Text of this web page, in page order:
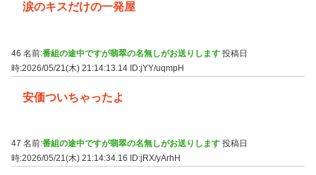
涙のキスだけの一発屋
46 名前:番組の途中ですが翡翠の名無しがお送りします 投稿日
時:2026/05/21(木) 21:14:13.14 ID:jYY/uqmpH
安価ついちゃったよ
47 名前:番組の途中ですが翡翠の名無しがお送りします 投稿日
時:2026/05/21(木) 21:14:34.16
ID:jRX/yArhH